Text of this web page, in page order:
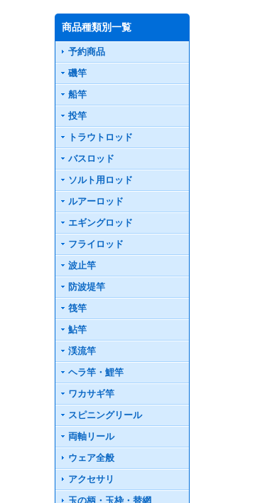
商品種類別一覧
予約商品
磯竿
船竿
投竿
トラウトロッド
バスロッド
ソルト用ロッド
ルアーロッド
エギングロッド
フライロッド
波止竿
防波堤竿
筏竿
鮎竿
渓流竿
ヘラ竿・鯉竿
ワカサギ竿
スピニングリール
両軸リール
ウェア全般
アクセサリ
玉の柄・玉枠・替網